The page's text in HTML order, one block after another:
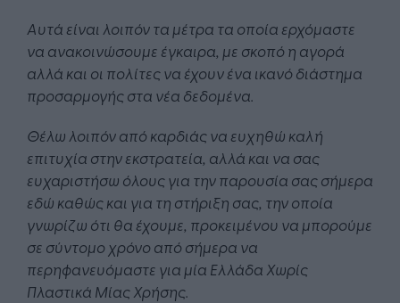
Αυτά είναι λοιπόν τα μέτρα τα οποία ερχόμαστε
να ανακοινώσουμε έγκαιρα, με σκοπό η αγορά
αλλά και οι πολίτες να έχουν ένα ικανό διάστημα
προσαρμογής στα νέα δεδομένα.
Θέλω λοιπόν από καρδιάς να ευχηθώ καλή
επιτυχία στην εκστρατεία, αλλά και να σας
ευχαριστήσω όλους για την παρουσία σας σήμερα
εδώ καθώς και για τη στήριξη σας, την οποία
γνωρίζω ότι θα έχουμε, προκειμένου να μπορούμε
σε σύντομο χρόνο από σήμερα να
περηφανευόμαστε για μία Ελλάδα Χωρίς
Πλαστικά Μίας Χρήσης.